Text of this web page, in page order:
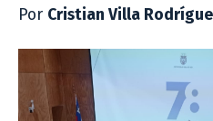
Por Cristian Villa